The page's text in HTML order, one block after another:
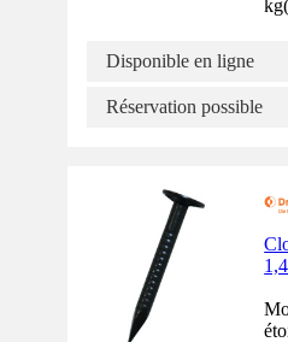
kg(
Disponible en ligne
Réservation possible